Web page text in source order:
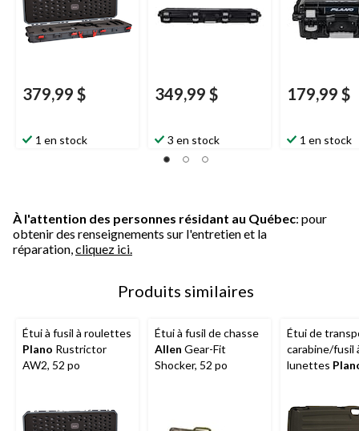
379,99 $
1 en stock
349,99 $
3 en stock
179,99 $
1 en stock
À l'attention des personnes résidant au Québec: pour
obtenir des renseignements sur l'entretien et la
réparation, cliquez ici.
Produits similaires
Étui à fusil à roulettes
Plano Rustrictor
AW2, 52 po
Étui à fusil de chasse
Allen Gear-Fit
Shocker, 52 po
Étui de
carabine/fusil
lunettes
pour